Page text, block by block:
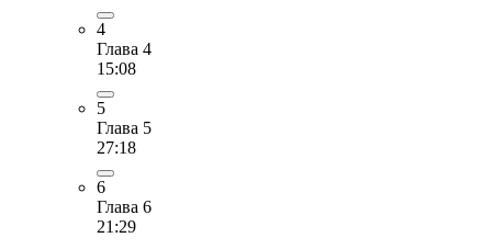
4
Глава 4
15:08
5
Глава 5
27:18
6
Глава 6
21:29